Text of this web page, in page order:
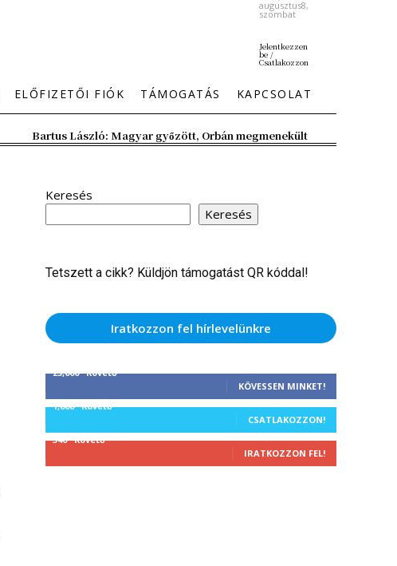
augusztus8,
szombat
Jelentkezzen
be /
Csatlakozzon
ELŐFIZETŐI FIÓK TÁMOGATÁS KAPCSOLAT
Bartus László: Magyar győzött, Orbán megmenekült
Keresés
Keresés
Tetszett a cikk? Küldjön támogatást QR kóddal!
Iratkozzon fel hírlevelünkre
25,000 Követő
KÖVESSEN MINKET!
1,000 Követő
CSATLAKOZZON!
340 Követő
IRATKOZZON FEL!